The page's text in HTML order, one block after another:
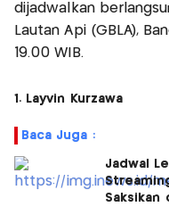
dijadwalkan
Lautan Api (GBLA),
19.00 WIB.
1. Layvin Kurzawa
Baca Juga :
Jadwal
Saksikan